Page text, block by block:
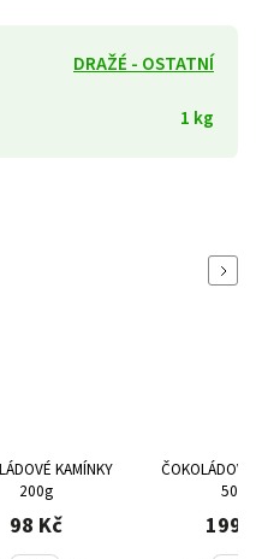
DRAŽÉ - OSTATNÍ
1 kg
KAMÍNKY
200g
98 Kč
500g
199
Next